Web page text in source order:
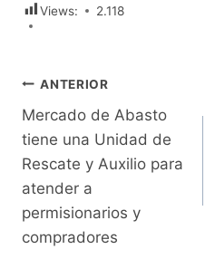
Views: 2.118
Navegación
de
entradas
ANTERIOR
Mercado de Abasto
tiene una Unidad de
Rescate y Auxilio para
atender a
permisionarios y
compradores